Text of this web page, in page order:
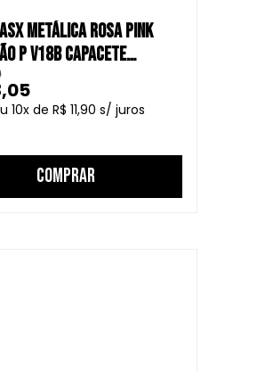
METÁLICA ROSA PINK
P V18B CAPACETE
10
R$ 11,90
COMPRAR